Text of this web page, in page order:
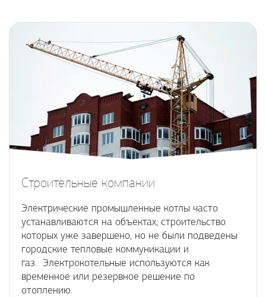
Строительные компании
Электрические промышленные котлы часто
устанавливаются на объектах, строительство
которых уже завершено, но не были подведены
городские тепловые коммуникации и
газ. Электрокотельные используются как
временное или резервное решение по
отоплению.